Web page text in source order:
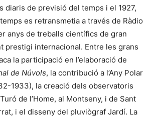
diaris de previsió del temps i el 1927,
es retransmetia a través de Ràdio
anys de treballs científics de gran
prestigi internacional. Entre les grans
la participació en l’elaboració de
de Núvols, la contribució a l’Any Polar
1933), la creació dels observatoris
de l’Home, al Montseny, i de Sant
i el disseny del pluviògraf Jardí. La